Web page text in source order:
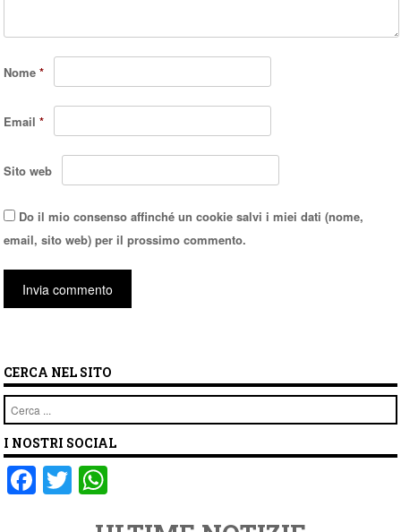
Nome*
Email*
Sito web
Do il mio consenso affinché un cookie salvi i miei dati (nome,
email, sito web) per il prossimo commento.
CERCA NEL SITO
Cerca
I NOSTRI SOCIAL
F T